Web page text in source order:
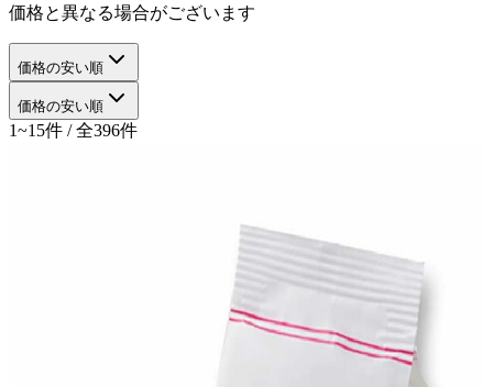
価格と異なる場合がございます
価格の安い順
価格の安い順
1~15件 / 全396件